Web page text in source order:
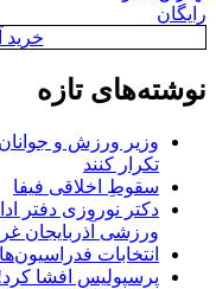
رایگان
خرید
نوشته‌های تازه
وزیر ورزش و
تکرار کنند
سقوطِ اخلاقی فیفا
دکتر نوروزی دفتر
ورزشی آذربایجان
انتخابات
پرسپولیس افشا